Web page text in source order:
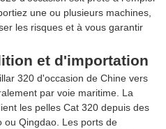
une ou plusieurs machines,
les risques et à vous garantir
et d'importation
320 d'occasion de Chine vers
par voie maritime. La
les pelles Cat 320 depuis des
ou Qingdao. Les ports de